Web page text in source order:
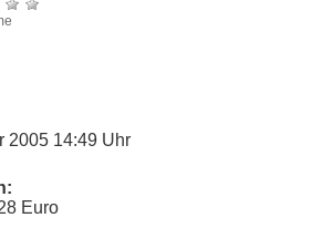
2005 14:49 Uhr
Euro